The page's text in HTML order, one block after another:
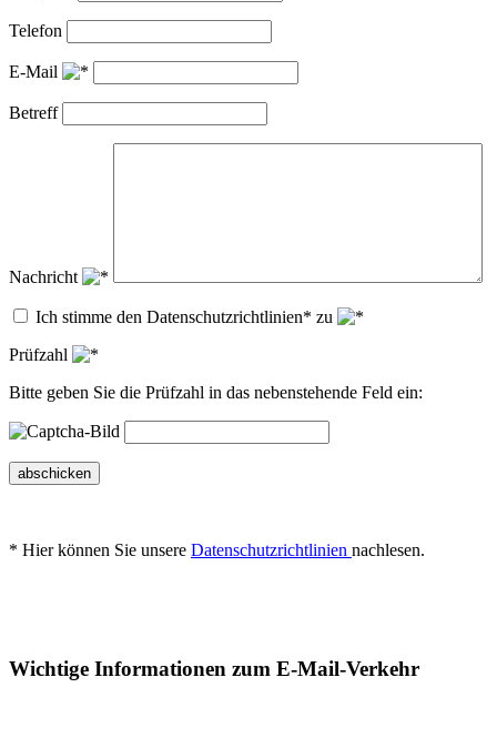
Telefon
E-Mail
Betreff
Nachricht
Ich stimme den Datenschutzrichtlinien* zu
Prüfzahl
Bitte geben Sie die Prüfzahl in das nebenstehende Feld ein:
abschicken
* Hier können Sie unsere Datenschutzrichtlinien nachlesen.
Wichtige Informationen zum E-Mail-Verkehr